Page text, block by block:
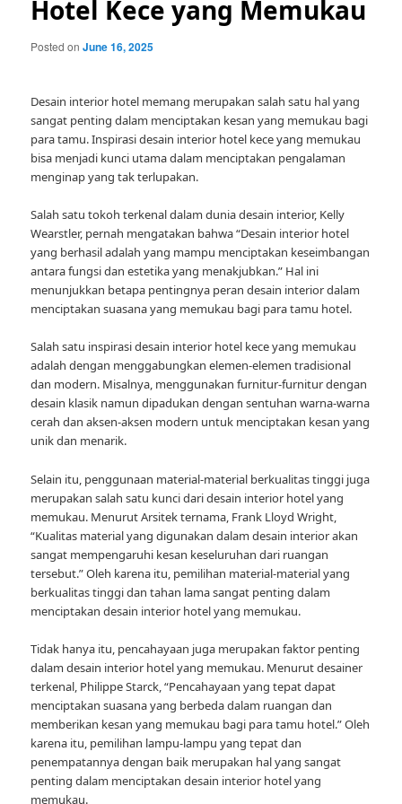
Hotel Kece yang Memukau
Posted onJune 16, 2025
Desain interior hotel memang merupakan salah satu hal yang
sangat penting dalam menciptakan kesan yang memukau bagi
para tamu. Inspirasi desain interior hotel kece yang memukau
bisa menjadi kunci utama dalam menciptakan pengalaman
menginap yang tak terlupakan.
Salah satu tokoh terkenal dalam dunia desain interior, Kelly
Wearstler, pernah mengatakan bahwa “Desain interior hotel
yang berhasil adalah yang mampu menciptakan keseimbangan
antara fungsi dan estetika yang menakjubkan.” Hal ini
menunjukkan betapa pentingnya peran desain interior dalam
menciptakan suasana yang memukau bagi para tamu hotel.
Salah satu inspirasi desain interior hotel kece yang memukau
adalah dengan menggabungkan elemen-elemen tradisional
dan modern. Misalnya, menggunakan furnitur-furnitur dengan
desain klasik namun dipadukan dengan sentuhan warna-warna
cerah dan aksen-aksen modern untuk menciptakan kesan yang
unik dan menarik.
Selain itu, penggunaan material-material berkualitas tinggi juga
merupakan salah satu kunci dari desain interior hotel yang
memukau. Menurut Arsitek ternama, Frank Lloyd Wright,
“Kualitas material yang digunakan dalam desain interior akan
sangat mempengaruhi kesan keseluruhan dari ruangan
tersebut.” Oleh karena itu, pemilihan material-material yang
berkualitas tinggi dan tahan lama sangat penting dalam
menciptakan desain interior hotel yang memukau.
Tidak hanya itu, pencahayaan juga merupakan faktor penting
dalam desain interior hotel yang memukau. Menurut desainer
terkenal, Philippe Starck, “Pencahayaan yang tepat dapat
menciptakan suasana yang berbeda dalam ruangan dan
memberikan kesan yang memukau bagi para tamu hotel.” Oleh
karena itu, pemilihan lampu-lampu yang tepat dan
penempatannya dengan baik merupakan hal yang sangat
penting dalam menciptakan desain interior hotel yang
memukau.